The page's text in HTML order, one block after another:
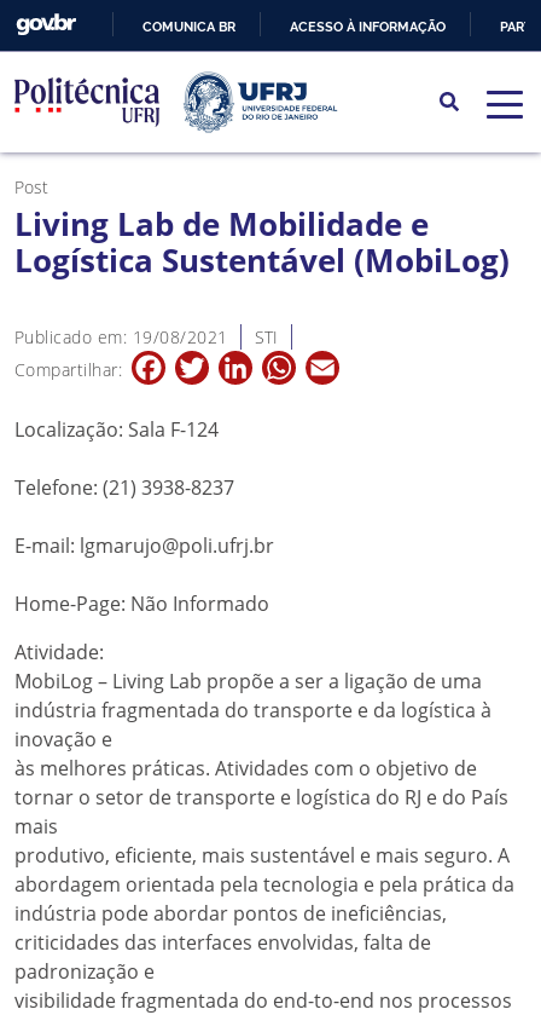
PARA
O
CONTEÚDO
COMUNICA BR ACESSO À INFORMAÇÃO
Post
Living Lab de Mobilidade e
Logística Sustentável (MobiLog)
Publicado em: 19/08/2021
STI
Compartilhar:
FacebookTwitterLinkedInWhatsApp
Localização: Sala F-124
Telefone: (21) 3938-8237
E-mail: lgmarujo@poli.ufrj.br
Home-Page: Não Informado
Atividade:
MobiLog – Living Lab propõe a ser a ligação de uma
indústria fragmentada do transporte e da logística à
inovação e
às melhores práticas. Atividades com o objetivo de
tornar o setor de transporte e logística do RJ e do País
mais
produtivo, eficiente, mais sustentável e mais seguro. A
abordagem orientada pela tecnologia e pela prática da
indústria pode abordar pontos de ineficiências,
criticidades das interfaces envolvidas, falta de
padronização e
visibilidade fragmentada do end-to-end nos processos